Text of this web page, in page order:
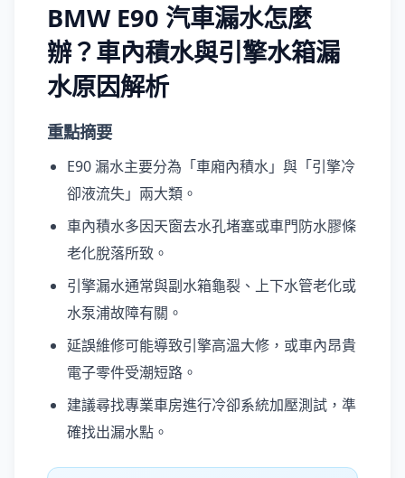
BMW E90 汽車漏水怎麼
辦？車內積水與引擎水箱漏
水原因解析
重點摘要
E90 漏水主要分為「車廂內積水」與「引擎冷
卻液流失」兩大類。
車內積水多因天窗去水孔堵塞或車門防水膠條
老化脫落所致。
引擎漏水通常與副水箱龜裂、上下水管老化或
水泵浦故障有關。
延誤維修可能導致引擎高溫大修，或車內昂貴
電子零件受潮短路。
建議尋找專業車房進行冷卻系統加壓測試，準
確找出漏水點。